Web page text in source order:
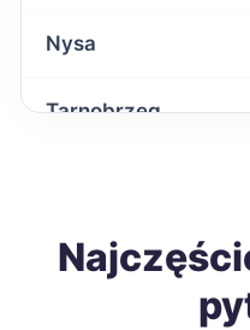
Nysa
Tarnobrzeg
Inowrocław